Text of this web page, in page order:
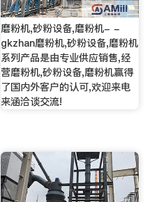
磨粉机,砂粉设备,磨粉机- -
gkzhan磨粉机,砂粉设备,磨粉机
系列产品是由专业供应销售,经
营磨粉机,砂粉设备,磨粉机赢得
了国内外客户的认可,欢迎来电
来涵洽谈交流!